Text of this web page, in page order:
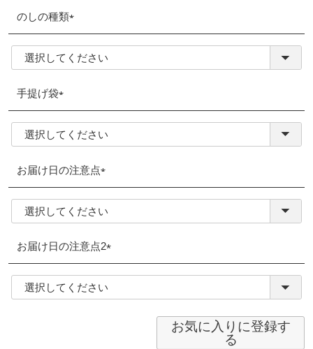
のしの種類
(必
須)
手提げ袋
(必
須)
お届け日の注意点
(必
須)
お届け日の注意点2
(必
須)
お気に入りに登録す
る